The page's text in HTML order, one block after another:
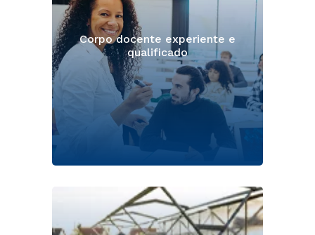
Corpo docente experiente e
qualificado